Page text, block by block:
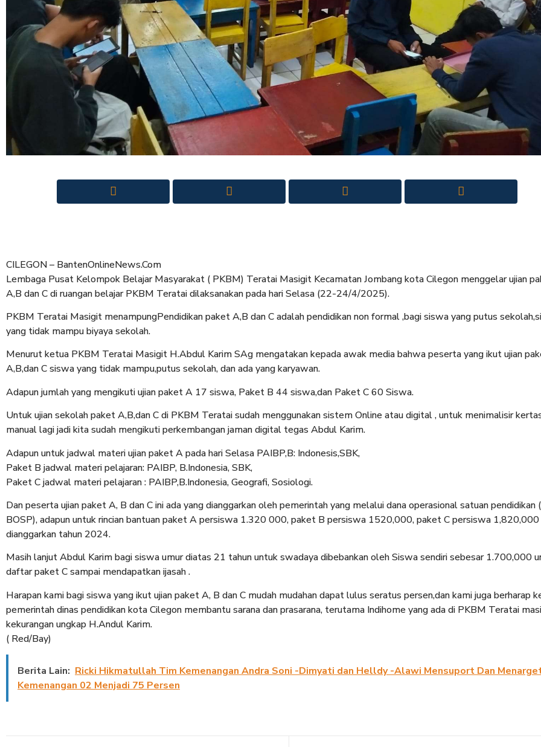
CILEGON – BantenOnlineNews.Com
Lembaga Pusat Kelompok Belajar Masyarakat ( PKBM) Teratai Masigit Kecamatan Jombang kota Cilegon menggelar ujian
A,B dan C di ruangan belajar PKBM Teratai dilaksanakan pada hari Selasa (22-24/4/2025).
PKBM Teratai Masigit menampungPendidikan paket A,B dan C adalah pendidikan non formal ,bagi siswa yang putus
yang tidak mampu biyaya sekolah.
Menurut ketua PKBM Teratai Masigit H.Abdul Karim SAg mengatakan kepada awak media bahwa peserta yang ikut ujian
A,B,dan C siswa yang tidak mampu,putus sekolah, dan ada yang karyawan.
Adapun jumlah yang mengikuti ujian paket A 17 siswa, Paket B 44 siswa,dan Paket C 60 Siswa.
Untuk ujian sekolah paket A,B,dan C di PKBM Teratai sudah menggunakan sistem Online atau digital , untuk menimalisir
manual lagi jadi kita sudah mengikuti perkembangan jaman digital tegas Abdul Karim.
Adapun untuk jadwal materi ujian paket A pada hari Selasa PAIBP,B: Indonesis,SBK,
Paket B jadwal materi pelajaran: PAIBP, B.Indonesia, SBK,
Paket C jadwal materi pelajaran : PAIBP,B.Indonesia, Geografi, Sosiologi.
Dan peserta ujian paket A, B dan C ini ada yang dianggarkan oleh pemerintah yang melalui dana operasional satuan pendidikan (
BOSP), adapun untuk rincian bantuan paket A persiswa 1.320 000, paket B persiswa 1520,000, paket C persiswa 1,820,000
dianggarkan tahun 2024.
Masih lanjut Abdul Karim bagi siswa umur diatas 21 tahun untuk swadaya dibebankan oleh Siswa sendiri sebesar 1.700,000
daftar paket C sampai mendapatkan ijasah .
Harapan kami bagi siswa yang ikut ujian paket A, B dan C mudah mudahan dapat lulus seratus persen,dan kami juga berharap
pemerintah dinas pendidikan kota Cilegon membantu sarana dan prasarana, terutama Indihome yang ada di PKBM Teratai
kekurangan ungkap H.Andul Karim.
( Red/Bay)
Berita Lain: Ricki Hikmatullah Tim Kemenangan Andra Soni -Dimyati dan Helldy -Alawi Mensuport Dan
Kemenangan 02 Menjadi 75 Persen